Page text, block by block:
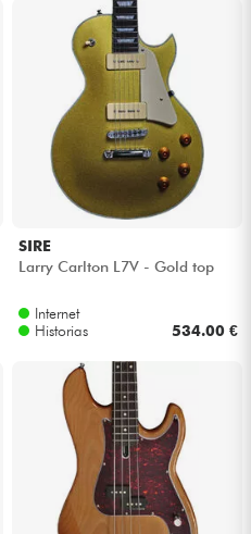
SIRE
Larry Carlton L7V - Gold top
Internet
Historias
534.00 €